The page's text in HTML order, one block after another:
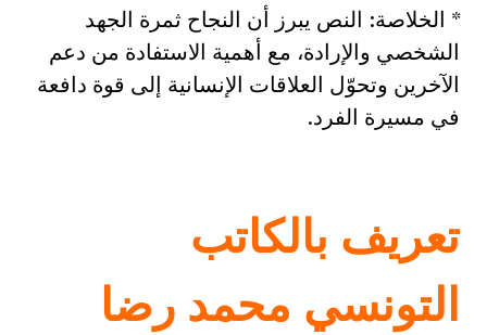
* الخلاصة: النص يبرز أن النجاح ثمرة الجهد
الشخصي والإرادة، مع أهمية الاستفادة من دعم
الآخرين وتحوّل العلاقات الإنسانية إلى قوة دافعة
في مسيرة الفرد.
تعريف بالكاتب
التونسي محمد رضا